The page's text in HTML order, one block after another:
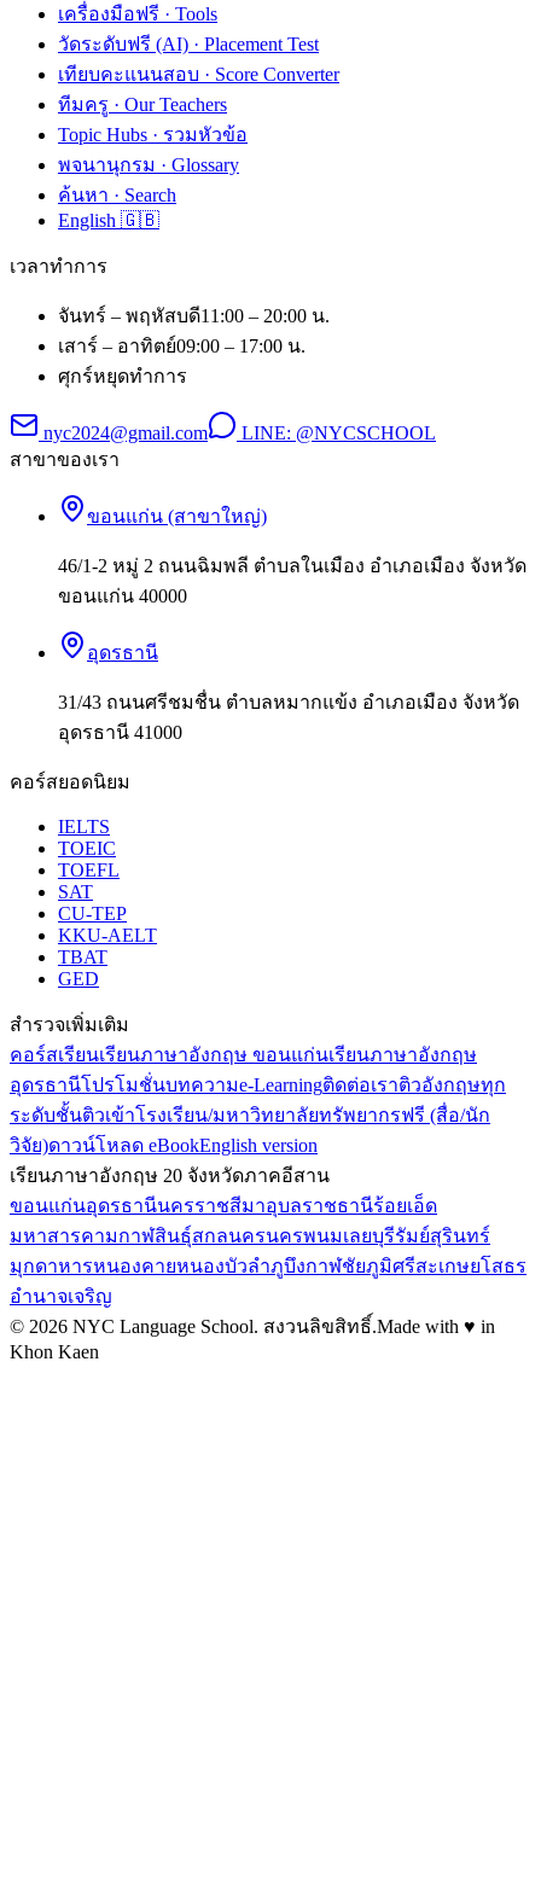
เครื่องมือฟรี · Tools
วัดระดับฟรี (AI) · Placement Test
เทียบคะแนนสอบ · Score Converter
ทีมครู · Our Teachers
Topic Hubs · รวมหัวข้อ
พจนานุกรม · Glossary
ค้นหา · Search
English 🇬🇧
เวลาทำการ
จันทร์ – พฤหัสบดี11:00 – 20:00 น.
เสาร์ – อาทิตย์09:00 – 17:00 น.
ศุกร์หยุดทำการ
nyc2024@gmail.com LINE: @NYCSCHOOL
สาขาของเรา
ขอนแก่น (สาขาใหญ่)
46/1-2 หมู่ 2 ถนนฉิมพลี ตำบลในเมือง อำเภอเมือง จังหวัด
ขอนแก่น 40000
อุดรธานี
31/43 ถนนศรีชมชื่น ตำบลหมากแข้ง อำเภอเมือง จังหวัด
อุดรธานี 41000
คอร์สยอดนิยม
IELTS
TOEIC
TOEFL
SAT
CU-TEP
KKU-AELT
TBAT
GED
สำรวจเพิ่มเติม
คอร์สเรียนเรียนภาษาอังกฤษ ขอนแก่นเรียนภาษาอังกฤษ
อุดรธานีโปรโมชั่นบทความe-Learningติดต่อเราติวอังกฤษทุก
ระดับชั้นติวเข้าโรงเรียน/มหาวิทยาลัยทรัพยากรฟรี (สื่อ/นัก
วิจัย)ดาวน์โหลด eBookEnglish version
เรียนภาษาอังกฤษ 20 จังหวัดภาคอีสาน
ขอนแก่นอุดรธานีนครราชสีมาอุบลราชธานีร้อยเอ็ด
มหาสารคามกาฬสินธุ์สกลนครนครพนมเลยบุรีรัมย์สุรินทร์
มุกดาหารหนองคายหนองบัวลำภูบึงกาฬชัยภูมิศรีสะเกษยโสธร
อำนาจเจริญ
© 2026 NYC Language School. สงวนลิขสิทธิ์.Made with ♥ in
Khon Kaen